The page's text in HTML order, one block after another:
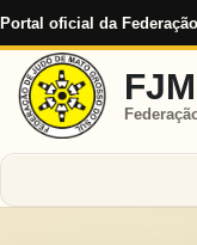
Portal oficial da